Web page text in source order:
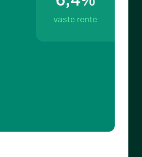
vaste rente